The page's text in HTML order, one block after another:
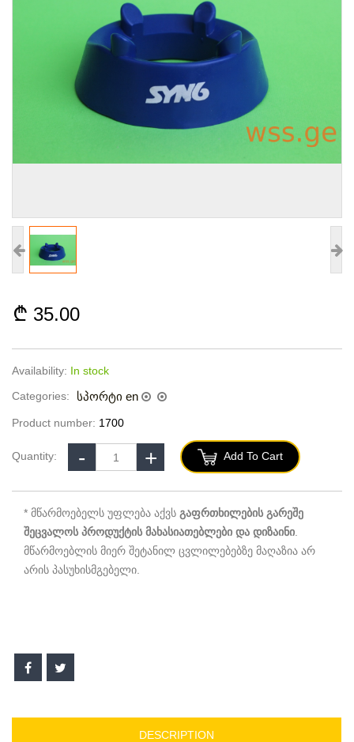
35.00
Availability: In stock
Categories:
სპორტი en
Product number: 1700
Quantity: Add To Cart
* მწარმოებელს უფლება აქვს გაფრთხილების გარეშე
შეცვალოს პროდუქტის მახასიათებლები და დიზაინი
მწარმოებლის მიერ შეტანილ ცვლილებებზე მაღაზია არ
არის პასუხისმგებელი.
DESCRIPTION